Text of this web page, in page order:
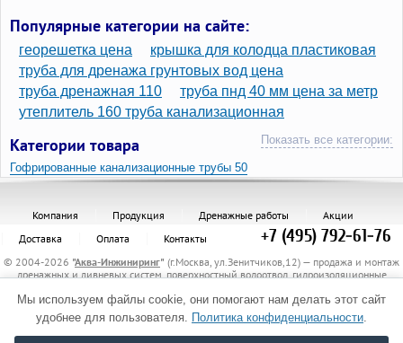
Популярные категории на сайте:
георешетка цена
крышка для колодца пластиковая
труба для дренажа грунтовых вод цена
труба дренажная 110
труба пнд 40 мм цена за метр
утеплитель 160 труба канализационная
Категории товара Показать все категории:
Гофрированные канализационные трубы 50
Компания Продукция Дренажные работы
Акции
Доставка
Оплата Контакты +7 (495) 792-61-76
© 2004-2026 "Аква-Инжиниринг" (г.Москва, ул.Зенитчиков,12) — продажа и монтаж
дренажных и ливневых систем, поверхностный водоотвод, гидроизоляционные
для укрепления грунта, электрообогрев трубопроводов.
Политика обработки персональных данных
Мы используем файлы cookie, они помогают нам делать этот сайт
удобнее для пользователя. Политика конфиденциальности.